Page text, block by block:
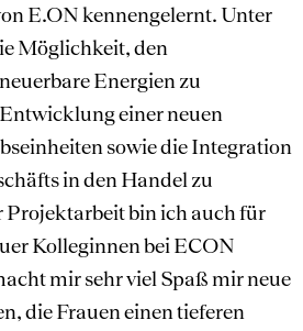
E.ON kennengelernt. Unter
Möglichkeit, den
Energien zu
einer neuen
sowie die Integration
in den Handel zu
Projektarbeit bin ich auch für
Kolleginnen bei ECON
mir sehr viel Spaß mir neue
die Frauen einen tieferen